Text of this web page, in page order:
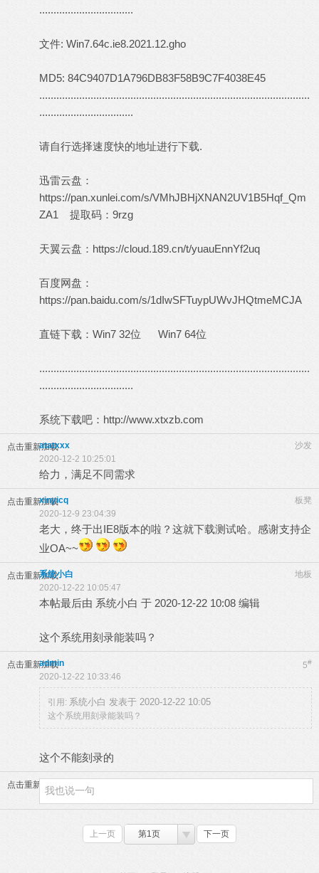
.................................
文件: Win7.64c.ie8.2021.12.gho
MD5: 84C9407D1A796DB83F58B9C7F4038E45
...............................................................................................
.................................
请自行选择速度快的地址进行下载.
迅雷云盘：
https://pan.xunlei.com/s/VMhJBHjXNAN2UV1B5Hqf_Qm
ZA1
提取码：9rzg
天翼云盘： https://cloud.189.cn/t/yuauEnnYf2uq
百度网盘：
https://pan.baidu.com/s/1dIwSFTuypUWvJHQtmeMCJA
直链下载： Win7 32位 Win7 64位
...............................................................................................
.................................
系统下载吧： http://www.xtxzb.com
点击重新加载 沙发
atatxxx
2020-12-2 10:25:01
给力，满足不同需求
点击重新加载 板凳
xinyicq
2020-12-9 23:04:39
老大，终于出IE8版本的啦？这就下载测试哈。感谢支持企
业OA~~
点击重新加载 地板
系统小白
2020-12-22 10:05:47
本帖最后由 系统小白 于 2020-12-22 10:08 编辑
这个系统用刻录能装吗？
点击重新加载 5#
admin
2020-12-22 10:33:46
引用: 系统小白 发表于 2020-12-22 10:05
这个系统用刻录能装吗？
这个不能刻录的
点击重新加载
上一页 第1页 下一页